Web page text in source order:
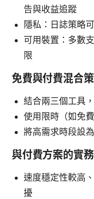
告與收益追蹤
隱私：日誌策略
可用裝置：多數
限
免費與付費混合
結合兩三個工具
使用限時（如免
將高需求時段設
與付費方案的實
速度穩定性較高
擾